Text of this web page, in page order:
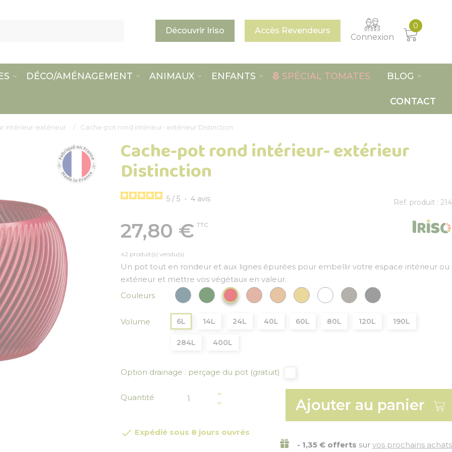
Découvrir Iriso Accès Revendeurs
Connexion
0
DÉCO/AMÉNAGEMENT ANIMAUX ENFANTS SPÉCIAL TOMATES BLOG
CONTACT
intérieur-extérieur Cache-pot rond intérieur- extérieur Distinction
Cache-pot rond intérieur- extérieur
Distinction
5 / 5 - 4 avis Ref. produit : 214
27,80 € TTC
42 produit(s) vendu(s)
Un pot tout en rondeur et aux lignes épurées pour embellir votre espace intérieur ou
extérieur et mettre vos végétaux en valeur.
Couleurs
Bleu paonVert FoncéRougeCuivre BronzeOr Blanc Gris Gris anthracite
Volume 6L 14L 24L 40L 60L 80L 120L 190L
284L 400L
Option drainage : perçage du pot (gratuit)
Quantité Ajouter au panier
 Expédié sous 8 jours ouvrés
- 1,35 € offerts sur vos prochains achats